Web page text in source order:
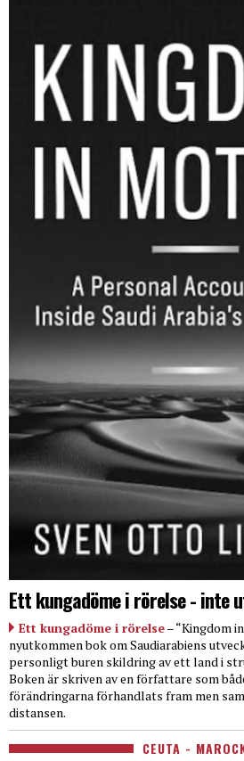
Ett kungadöme i rörelse - inte
Ett kungadöme i rörelse– “Kingdom
nyutkommen bok om Saudiarabiens
personligt buren skildring av ett land i
Boken är skriven av en författare som
förändringarna förhandlats fram men
distansen.
CEUTA -